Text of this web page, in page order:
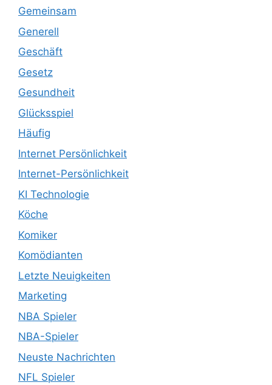
Gemeinsam
Generell
Geschäft
Gesetz
Gesundheit
Glücksspiel
Häufig
Internet Persönlichkeit
Internet-Persönlichkeit
KI Technologie
Köche
Komiker
Komödianten
Letzte Neuigkeiten
Marketing
NBA Spieler
NBA-Spieler
Neuste Nachrichten
NFL Spieler